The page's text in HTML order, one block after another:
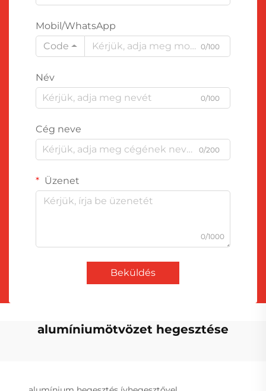
Mobil/WhatsApp
Code
0/100
Név
0/100
Cég neve
0/200
Üzenet
0/1000
Beküldés
alumíniumötvözet hegesztése